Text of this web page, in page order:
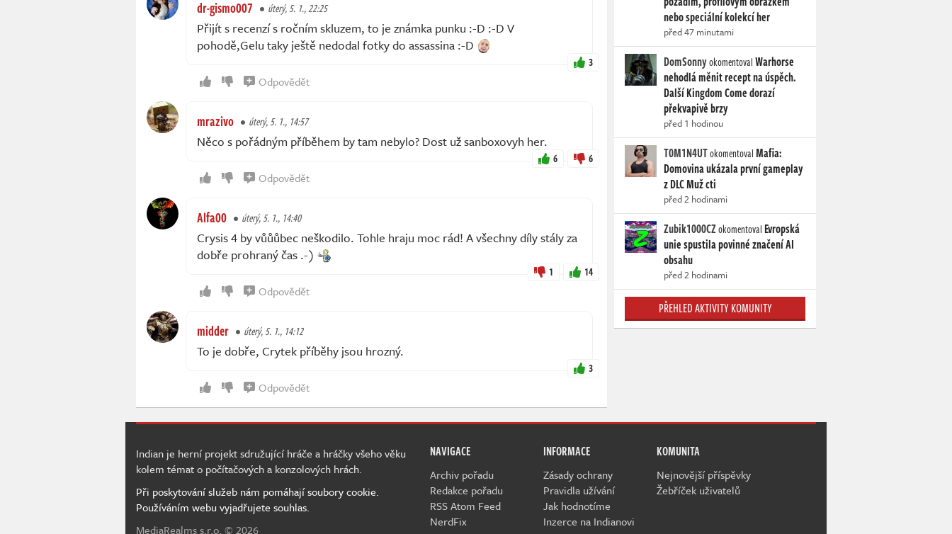
dr-gismo007 úterý, 5. 1., 22:25
Přijít s recenzí s ročním skluzem, to je známka punku :-D :-D V
pohodě,Gelu taky ještě nedodal fotky do assassina :-D
3
Odpovědět
mrazivo úterý, 5. 1., 14:57
Něco s pořádným příběhem by tam nebylo? Dost už sanboxovyh her.
6 6
Odpovědět
Alfa00 úterý, 5. 1., 14:40
Crysis 4 by vůůůbec neškodilo. Tohle hraju moc rád! A všechny díly stály za
dobře prohraný čas .-)
1 14
Odpovědět
midder úterý, 5. 1., 14:12
To je dobře, Crytek příběhy jsou hrozný.
3
Odpovědět
nebo speciální kolekcí her
před 47 minutami
DomSonnyokomentovalWarhorse
nehodlá měnit recept na úspěch.
Další Kingdom Come dorazí
překvapivě brzy
před 1 hodinou
T0M1N4UTokomentovalMafia:
Domovina ukázala první gameplay
z DLC Muž cti
před 2 hodinami
Zubik1000CZokomentoval Evropská
unie spustila povinné značení AI
obsahu
před 2 hodinami
PŘEHLED AKTIVITY KOMUNITY
NAVIGACE
Archiv pořadu
Redakce pořadu
RSS Atom Feed
NerdFix
INFORMACE
Zásady ochrany
Pravidla užívání
Jak hodnotíme
Inzerce na Indianovi
KOMUNITA
Nejnovější příspěvky
Žebříček uživatelů
Indian je herní projekt sdružující hráče a hráčky všeho věku
kolem témat o počítačových a konzolových hrách.
Při poskytování služeb nám pomáhají soubory cookie.
Používáním webu vyjadřujete souhlas.
MediaRealms s.r.o. © 2026